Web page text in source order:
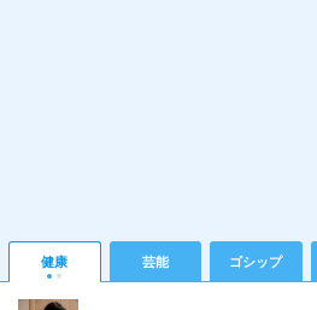
健康 芸能 ゴシップ